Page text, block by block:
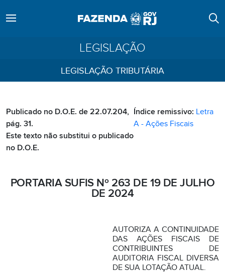
LEGISLAÇÃO
LEGISLAÇÃO TRIBUTÁRIA
Publicado no D.O.E. de 22.07.204,
pág. 31.
Este texto não substitui o publicado
no D.O.E.
Índice remissivo: Letra
A - Ações Fiscais
PORTARIA SUFIS Nº 263 DE 19 DE JULHO
DE 2024
AUTORIZA A CONTINUIDADE
DAS AÇÕES FISCAIS DE
CONTRIBUINTES DE
AUDITORIA FISCAL DIVERSA
DE SUA LOTAÇÃO ATUAL.